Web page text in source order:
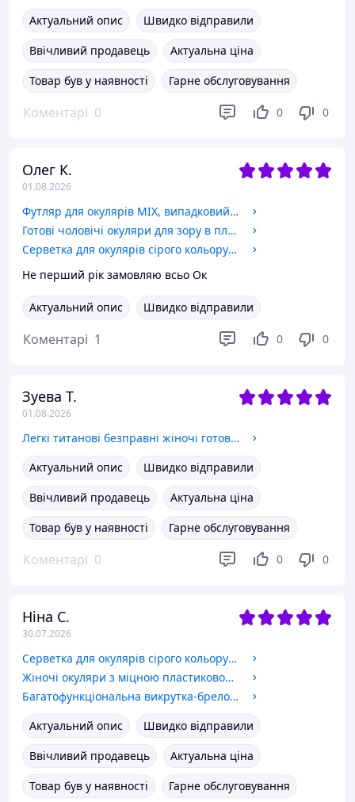
Актуальний опис
Швидко відправили
Ввічливий продавець
Актуальна ціна
Товар був у наявності
Гарне обслуговування
Коментарі 0 0 0
Олег К.
01.08.2026
Футляр для окулярів MIX, випадковий колір.
Готові чоловічі окуляри для зору в пластиковій оправі на флексі плюс і мінус. Код 6617
Серветка для окулярів сірого кольору компактний та корисний аксесуар для кожного, хто носить окуляри.
Не перший рік замовляю всьо Ок
Актуальний опис Швидко відправили
Коментарі 1 0 0
Зуева Т.
01.08.2026
Легкі титанові безправні жіночі готові окуляри для зору в плюс і мінус. Код 089 -3.5
Актуальний опис
Швидко відправили
Ввічливий продавець
Актуальна ціна
Товар був у наявності
Гарне обслуговування
Коментарі 0 0 0
Ніна С.
30.07.2026
Серветка для окулярів сірого кольору компактний та корисний аксесуар для кожного, хто носить окуляри.
Жіночі окуляри з міцною пластиковою оправою і прозорими лінзами, для читання плюс і мінус Код 550 білий
Багатофункціональна викрутка-брелок 3в1
Актуальний опис
Швидко відправили
Ввічливий продавець
Актуальна ціна
Товар був у наявності
Гарне обслуговування